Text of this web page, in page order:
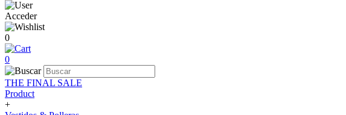
Acceder
0
0
THE FINAL SALE
Product
+